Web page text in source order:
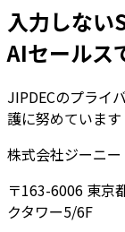
入力しない
AIセールス
JIPDECのプライ
護に努めています
株式会社ジーニー
〒163-6006 東京
クタワー5/6F